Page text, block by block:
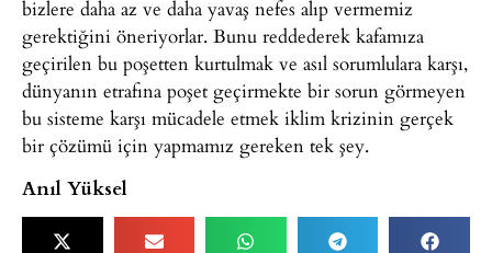
bizlere daha az ve daha yavaş nefes alıp vermemiz
gerektiğini öneriyorlar. Bunu reddederek kafamıza
geçirilen bu poşetten kurtulmak ve asıl sorumlulara karşı,
dünyanın etrafına poşet geçirmekte bir sorun görmeyen
bu sisteme karşı mücadele etmek iklim krizinin gerçek
bir çözümü için yapmamız gereken tek şey.
Anıl Yüksel